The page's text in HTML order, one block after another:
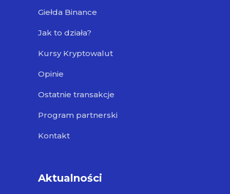
Giełda Binance
Jak to działa?
Kursy Kryptowalut
Opinie
Ostatnie transakcje
Program partnerski
Kontakt
Aktualności